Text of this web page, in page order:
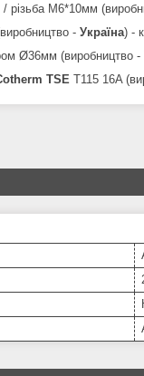
різьба М6*10мм
- Україна) -
Ø36мм (виробництво -
TSE T115 16A